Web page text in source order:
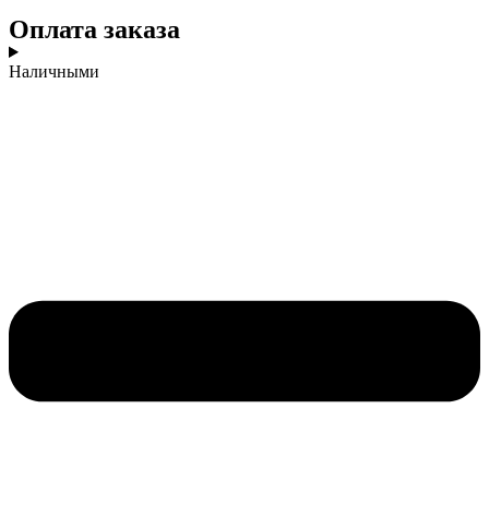
Оплата заказа
Наличными